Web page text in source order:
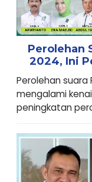
Perolehan
2024, Ini
Perolehan suara
mengalami
peningkatan